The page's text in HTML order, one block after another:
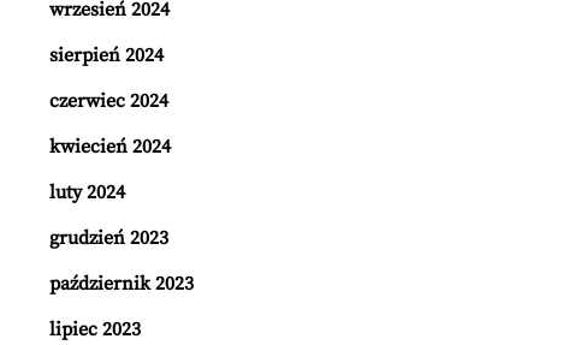
wrzesień 2024
sierpień 2024
czerwiec 2024
kwiecień 2024
luty 2024
grudzień 2023
październik 2023
lipiec 2023